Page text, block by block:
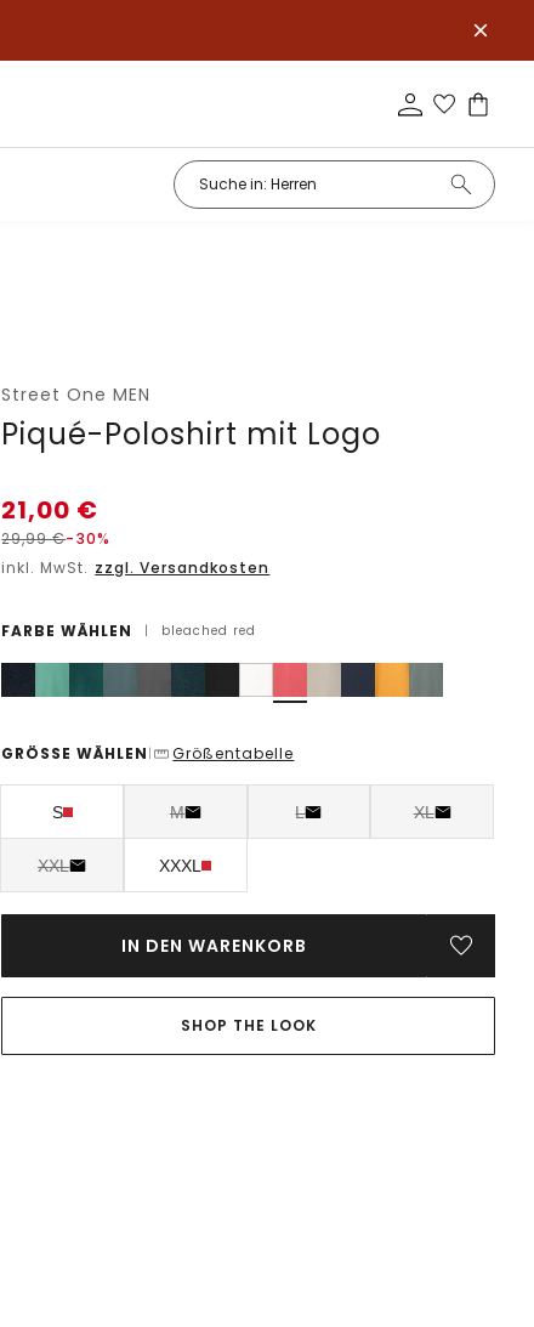
Street One MEN
Piqué-Poloshirt mit Logo
21,00 €
29,99€-30%
inkl. MwSt. zzgl. Versandkosten
FARBE WÄHLEN | bleached red
GRÖSSE WÄHLEN | Größentabelle
S M L XL
XXL XXXL
IN DEN WARENKORB
SHOP THE LOOK